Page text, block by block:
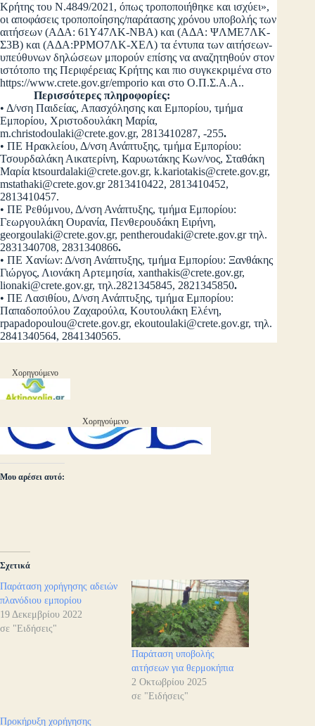
Κρήτης του Ν.4849/2021, όπως τροποποιήθηκε και ισχύει»,
οι αποφάσεις τροποποίησης/παράτασης χρόνου υποβολής των
αιτήσεων (ΑΔΑ: 61Υ47ΛΚ-ΝΒΑ) και (ΑΔΑ: ΨΛΜΕ7ΛΚ-
Σ3Β) και (ΑΔΑ:ΡΡΜΟ7ΛΚ-ΧΕΛ) τα έντυπα των αιτήσεων-
υπεύθυνων δηλώσεων μπορούν επίσης να αναζητηθούν στον
ιστότοπο της Περιφέρειας Κρήτης και πιο συγκεκριμένα στο
https://www.crete.gov.gr/emporio και στο Ο.Π.Σ.Α.Α..
Περισσότερες πληροφορίες:
• Δ/νση Παιδείας, Απασχόλησης και Εμπορίου, τμήμα
Εμπορίου, Χριστοδουλάκη Μαρία,
m.christodoulaki@crete.gov.gr, 2813410287, -255.
• ΠΕ Ηρακλείου, Δ/νση Ανάπτυξης, τμήμα Εμπορίου:
Τσουρδαλάκη Αικατερίνη, Καρυωτάκης Κων/νος, Σταθάκη
Μαρία ktsourdalaki@crete.gov.gr, k.kariotakis@crete.gov.gr,
mstathaki@crete.gov.gr2813410422, 2813410452,
2813410457.
• ΠΕ Ρεθύμνου, Δ/νση Ανάπτυξης, τμήμα Εμπορίου:
Γεωργουλάκη Ουρανία, Πενθερουδάκη Ειρήνη,
georgoulaki@crete.gov.gr, pentheroudaki@crete.gov.grτηλ.
2831340708, 2831340866.
• ΠΕ Χανίων: Δ/νση Ανάπτυξης, τμήμα Εμπορίου: Ξανθάκης
Γιώργος, Λιονάκη Αρτεμησία, xanthakis@crete.gov.gr,
lionaki@crete.gov.gr, τηλ.2821345845, 2821345850.
• ΠΕ Λασιθίου, Δ/νση Ανάπτυξης, τμήμα Εμπορίου:
Παπαδοπούλου Ζαχαρούλα, Κουτουλάκη Ελένη,
rpapadopoulou@crete.gov.gr, ekoutoulaki@crete.gov.gr, τηλ.
2841340564, 2841340565.
Χορηγούμενο
Χορηγούμενο
Μου αρέσει αυτό:
Σχετικά
Παράταση χορήγησης αδειών
πλανόδιου εμπορίου
19 Δεκεμβρίου 2022
σε "Ειδήσεις"
Παράταση υποβολής
αιτήσεων για θερμοκήπια
2 Οκτωβρίου 2025
σε "Ειδήσεις"
Προκήρυξη χορήγησης